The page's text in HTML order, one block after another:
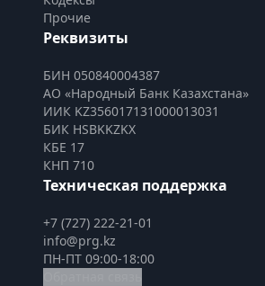
Прочие
Реквизиты
БИН 050840004387
АО «Народный Банк Казахстана»
ИИК KZ356017131000013031
БИК HSBKKZKX
КБЕ 17
КНП 710
Техническая поддержка
+7 (727) 222-21-01
info@prg.kz
ПН-ПТ 09:00-18:00